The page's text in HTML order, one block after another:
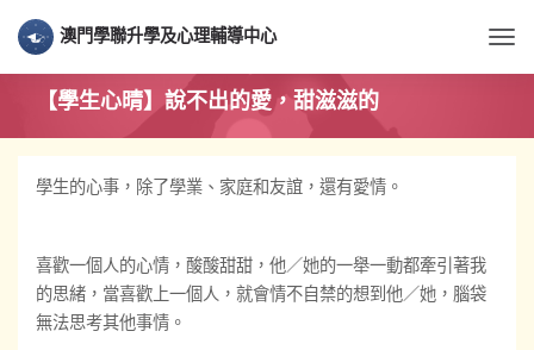
澳門學聯升學及心理輔導中心
【學生心晴】說不出的愛，甜滋滋的
學生的心事，除了學業、家庭和友誼，還有愛情。
喜歡一個人的心情，酸酸甜甜，他／她的一舉一動都牽引著我
的思緒，當喜歡上一個人，就會情不自禁的想到他／她，腦袋
無法思考其他事情。